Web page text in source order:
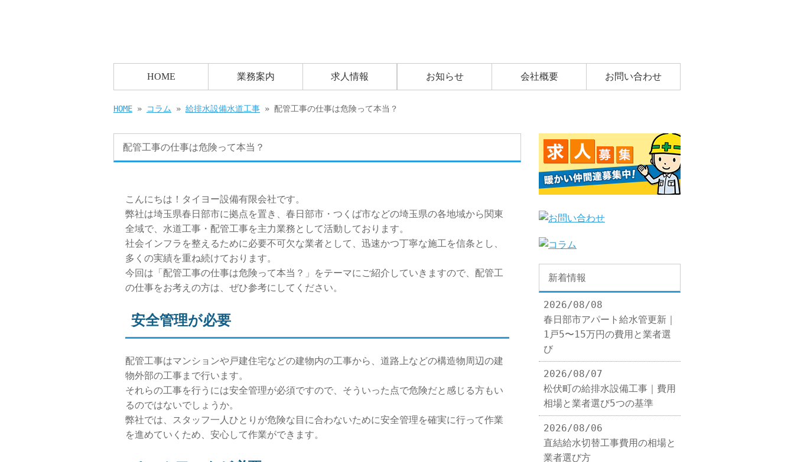
HOME 業務案内 求人情報
もっと詳しく知りた
お知らせ 会社概要 お問い合わせ
HOME » コラム » 給排水設備水道工事 » 配管工事の仕事は危険って本当？
配管工事の仕事は危険って本当？
こんにちは！タイヨー設備有限会社です。
弊社は埼玉県春日部市に拠点を置き、春日部市・つくば市などの埼玉県の各地域から関東
全域で、水道工事・配管工事を主力業務として活動しております。
社会インフラを整えるために必要不可欠な業者として、迅速かつ丁寧な施工を信条とし、
多くの実績を重ね続けております。
今回は「配管工事の仕事は危険って本当？」をテーマにご紹介していきますので、配管工
の仕事をお考えの方は、ぜひ参考にしてください。
安全管理が必要
配管工事はマンションや戸建住宅などの建物内の工事から、道路上などの構造物周辺の建
物外部の工事まで行います。
それらの工事を行うには安全管理が必須ですので、そういった点で危険だと感じる方もい
るのではないでしょうか。
弊社では、スタッフ一人ひとりが危険な目に合わないために安全管理を確実に行って作業
を進めていくため、安心して作業ができます。
新着情報
2026/08/08
春日部市アパート給水管更新｜
1戸5〜15万円の費用と業者選
び
2026/08/07
松伏町の給排水設備工事｜費用
相場と業者選び5つの基準
2026/08/06
直結給水切替工事費用の相場と
業者選び方